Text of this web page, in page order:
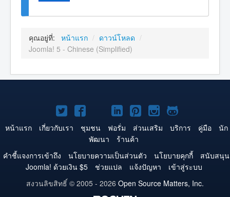
คุณอยู่ที่: หน้าแรก / ดาวน์โหลด /
Joomla! 5 - Chinese (Simplified)
Joomla!
บน
Twitter
Joomla!
บน
Facebook
Joomla!
บน
YouTube
Joomla!
บน
LinkedIn
Joomla!
บน
Pinterest
Joomla!
บน
Joomla!
บน
หน้าแรก เกี่ยวกับเรา ชุมชน ฟอรั่ม ส่วนเสริม บริการ คู่มือ
นัก
พัฒนา
ร้านค้า
คำชี้แจงการเข้าถึง
นโยบายความเป็นส่วนตัว นโยบายคุกกี้
สนับสนุน
Joomla! ด้วยเงิน $5
ช่วยแปล แจ้งปัญหา
เข้าสู่ระบบ
สงวนลิขสิทธิ์ © 2005 - 2026 Open Source Matters, Inc.